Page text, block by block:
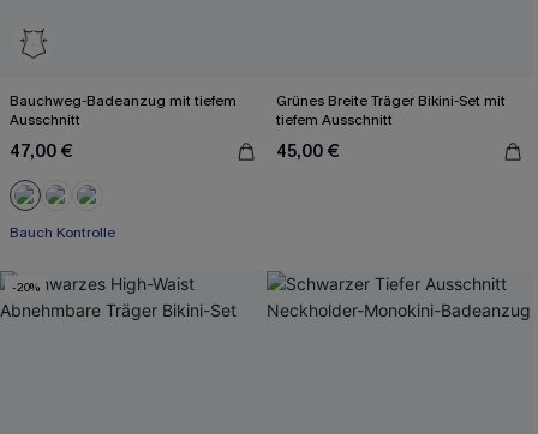
Bauchweg-Badeanzug mit tiefem
Ausschnitt
47,00 €
Bauch Kontrolle
Grünes Breite Träger Bikini-Set mit
tiefem Ausschnitt
45,00 €
-20%